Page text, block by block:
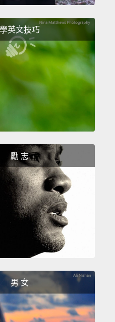
And don't settle.
know when you find
gets better and
33 years, I've
asked myself,
"If
I wanna do what I
the answer has
I know I need to
來。就像一切和心有
。就像任何美妙的關
。過去三十三年來，
是我生命的最後一
每當答案連續太多天
is the best way I
have something to
it living someone
which is living with
學英文技巧
勵 志
男 女